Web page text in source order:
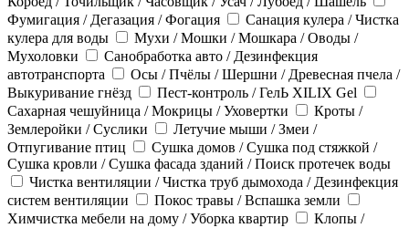
Фумигация / Дегазация / Фогация
Санация кулера / Чистка
кулера для воды
Мухи / Мошки / Мошкара / Оводы /
Мухоловки
Санобработка авто / Дезинфекция
автотранспорта
Осы / Пчёлы / Шершни / Древесная пчела /
Выкуривание гнёзд
Пест-контроль / ГелЬ XILIX Gel
Сахарная чешуйница / Мокрицы / Уховертки
Кроты /
Землеройки / Суслики
Летучие мыши / Змеи /
Отпугивание птиц
Сушка домов / Сушка под стяжкой /
Сушка кровли / Сушка фасада зданий / Поиск протечек воды
Чистка вентиляции / Чистка труб дымохода / Дезинфекция
систем вентиляции
Покос травы / Вспашка земли
Химчистка мебели на дому / Уборка квартир
Клопы /